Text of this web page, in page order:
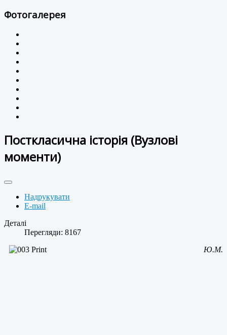
Фотогалерея
Посткласична історія (Вузлові
моменти)
Надрукувати
E-mail
Деталі
Перегляди: 8167
Ю.М.